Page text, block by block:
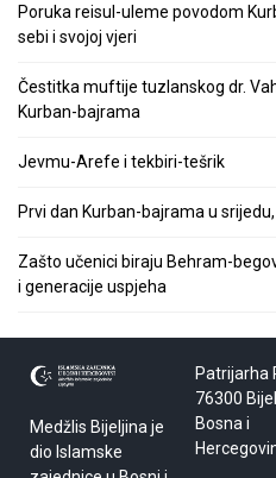
Poruka reisul-uleme povodom
sebi i svojoj vjeri
Čestitka muftije tuzlanskog dr.
Kurban-bajrama
Jevmu-Arefe i tekbiri-tešrik
Prvi dan Kurban-bajrama u
Zašto učenici biraju Behram-
i generacije uspjeha
Medžlis Bijeljina je
dio Islamske
Patrijarha
76300
Bosna i